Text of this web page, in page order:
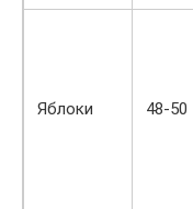
Яблоки 48-50